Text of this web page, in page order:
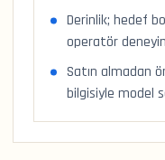
Derinlik; hedef
operatör
Satın almadan
bilgisiyle model